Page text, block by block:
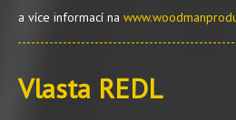
a více informací na
Vlasta REDL